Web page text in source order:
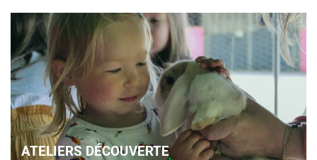
ATELIERS DÉCOUVERTE